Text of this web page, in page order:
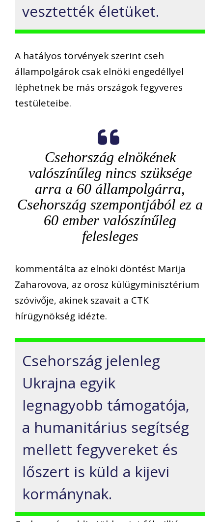
vesztették életüket.
A hatályos törvények szerint cseh
állampolgárok csak elnöki engedéllyel
léphetnek be más országok fegyveres
testületeibe.
Csehország elnökének
valószínűleg nincs szüksége
arra a 60 állampolgárra,
Csehország szempontjából ez a
60 ember valószínűleg
felesleges
kommentálta az elnöki döntést Marija
Zaharovova, az orosz külügyminisztérium
szóvivője, akinek szavait a CTK
hírügynökség idézte.
Csehország jelenleg
Ukrajna egyik
legnagyobb támogatója,
a humanitárius segítség
mellett fegyvereket és
lőszert is küld a kijevi
kormánynak.